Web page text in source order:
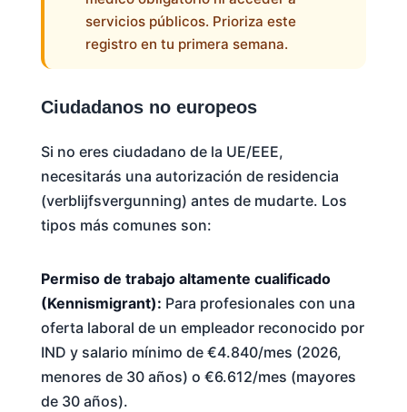
servicios públicos. Prioriza este
registro en tu primera semana.
Ciudadanos no europeos
Si no eres ciudadano de la UE/EEE,
necesitarás una autorización de residencia
(verblijfsvergunning) antes de mudarte. Los
tipos más comunes son:
Permiso de trabajo altamente cualificado
(Kennismigrant): Para profesionales con una
oferta laboral de un empleador reconocido por
IND y salario mínimo de €4.840/mes (2026,
menores de 30 años) o €6.612/mes (mayores
de 30 años).